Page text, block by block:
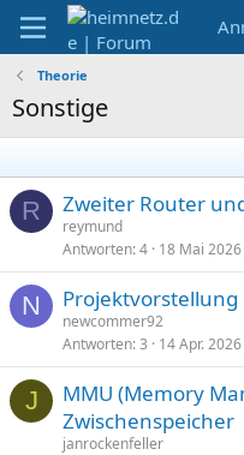
Theorie
Sonstige
R Zweiter Router
reymund
Antworten 4 18 Mai 2026
N Projektvorstellung
newcommer92
Antworten 3 14 Apr. 2026
J
MMU (Memory
Zwischenspeicher
janrockenfeller